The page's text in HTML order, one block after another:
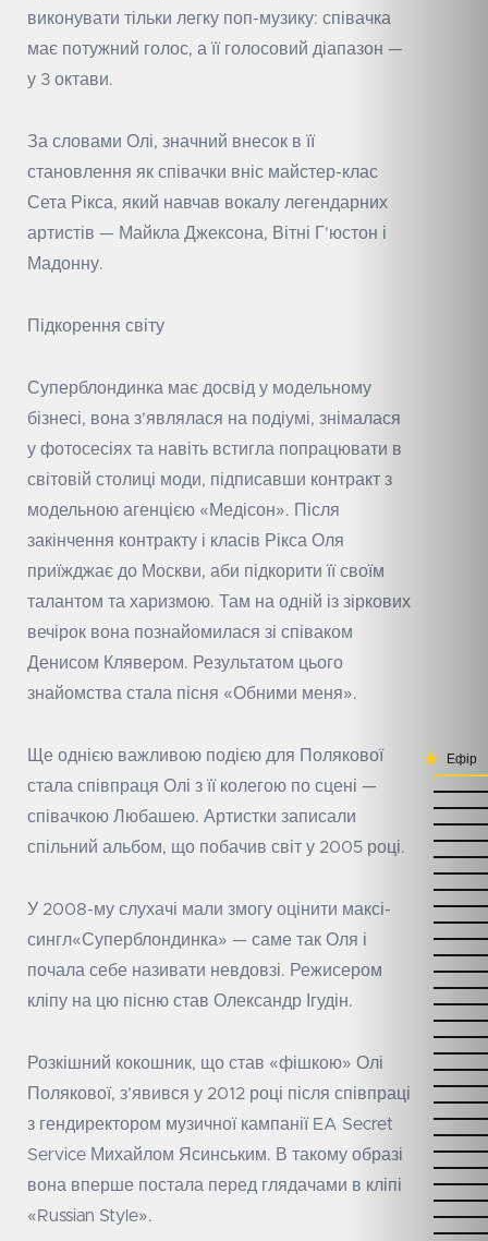
виконувати тільки легку поп-музику: співачка
має потужний голос, а її голосовий діапазон —
у 3 октави.
За словами Олі, значний внесок в її
становлення як співачки вніс майстер-клас
Сета Рікса, який навчав вокалу легендарних
артистів — Майкла Джексона, Вітні Г’юстон і
Мадонну.
Підкорення світу
Суперблондинка має досвід у модельному
бізнесі, вона з’являлася на подіумі, знімалася
у фотосесіях та навіть встигла попрацювати в
світовій столиці моди, підписавши контракт з
модельною агенцією «Медісон». Після
закінчення контракту і класів Рікса Оля
приїжджає до Москви, аби підкорити її своїм
талантом та харизмою. Там на одній із зіркових
вечірок вона познайомилася зі співаком
Денисом Клявером. Результатом цього
знайомства стала пісня «Обними меня».
Ще однією важливою подією для Полякової
стала співпраця Олі з її колегою по сцені —
співачкою Любашею. Артистки записали
спільний альбом, що побачив світ у 2005 році.
У 2008-му слухачі мали змогу оцінити максі-
сингл«Суперблондинка» — саме так Оля і
почала себе називати невдовзі. Режисером
кліпу на цю пісню став Олександр Ігудін.
Розкішний кокошник, що став «фішкою» Олі
Полякової, з’явився у 2012 році після співпраці
з гендиректором музичної кампанії EA Secret
Service Михайлом Ясинським. В такому образі
вона вперше постала перед глядачами в кліпі
«Russian Style».
Ефір